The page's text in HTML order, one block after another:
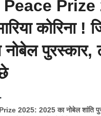
Prize
कोरिना !
नोबेल पुरस्कार,
2025: 2025 का नोबेल शांति